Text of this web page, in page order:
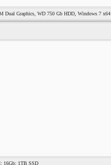
Dual Graphics, WD 750 Gb HDD, Windows 7 x64
16Gb; 1TB SSD